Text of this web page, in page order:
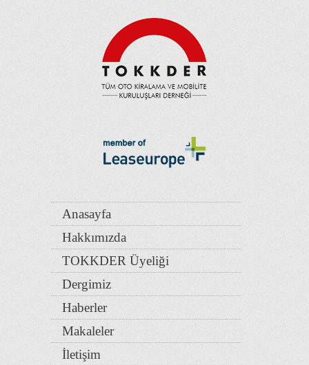
Anasayfa
Hakkımızda
TOKKDER Üyeliği
Dergimiz
Haberler
Makaleler
İletişim